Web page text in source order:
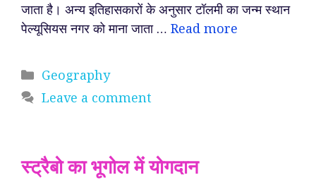
जाता है। अन्य इतिहासकारों के अनुसार टॉलमी का जन्म स्थान
पेल्यूसियस नगर को माना जाता … Read more
Categories
Geography
Leave a comment
स्ट्रैबो का भूगोल में योगदान